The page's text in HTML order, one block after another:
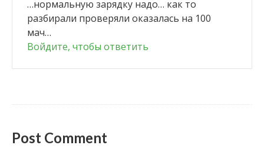
…нормальную зарядку надо… как то
разбирали проверяли оказалась на 100
мач…
Войдите, чтобы ответить
Post Comment